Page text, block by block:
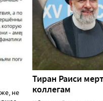
не
Тиран Раиси
коллегам